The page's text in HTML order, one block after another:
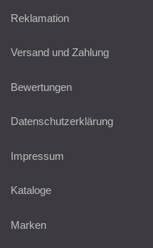
Reklamation
Versand und Zahlung
Bewertungen
Datenschutzerklärung
Impressum
Kataloge
Marken